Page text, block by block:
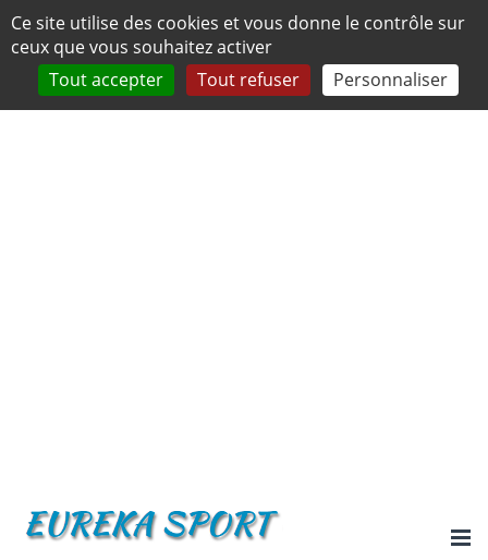
Panneau de gestion des cookies
Ce site utilise des cookies et vous donne le contrôle sur
ceux que vous souhaitez activer
Tout accepter
Tout refuser Personnaliser